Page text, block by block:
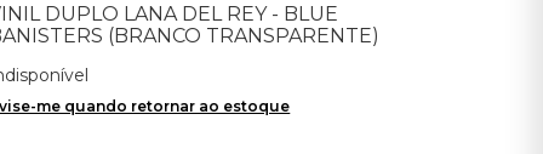
DUPLO LANA DEL REY - BLUE
(BRANCO TRANSPARENTE)
me quando retornar ao estoque